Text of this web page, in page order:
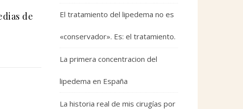
de
El tratamiento del lipedema no es
«conservador». Es: el tratamiento.
La primera concentracion del
lipedema en España
La historia real de mis cirugías por